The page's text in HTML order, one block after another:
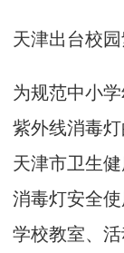
天津出台校
为规范中小
紫外线消毒
天津市卫生
消毒灯安全
学校教室、